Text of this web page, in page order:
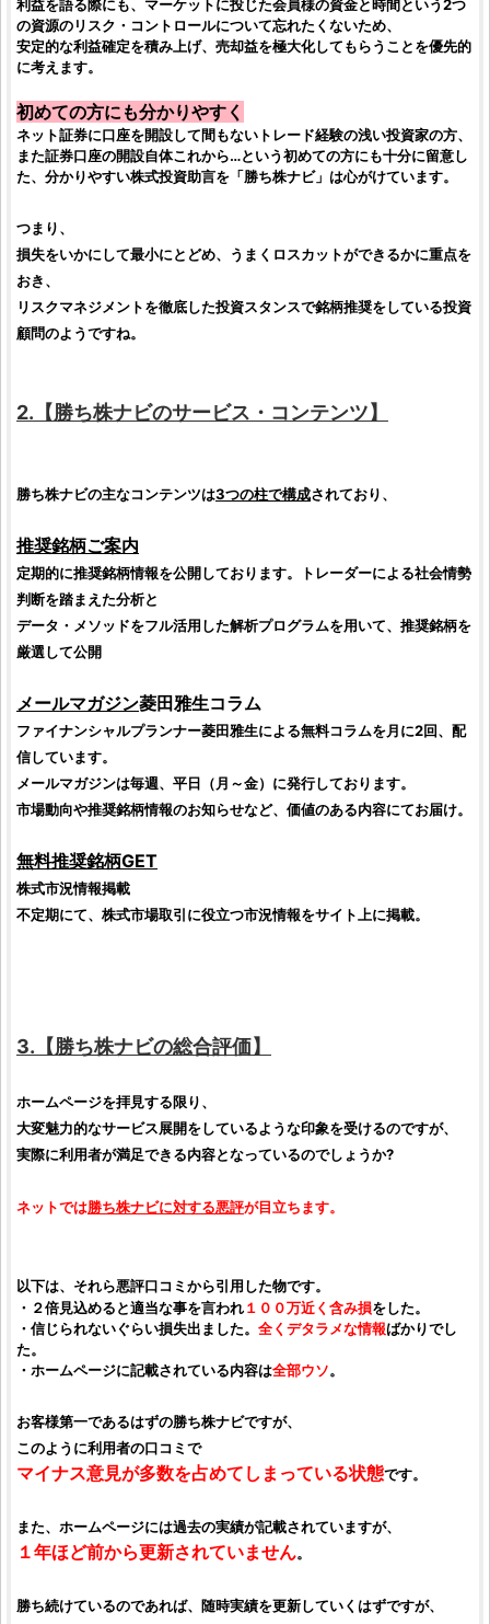
利益を語る際にも、マーケットに投じた会員様の資金と時間という2つ
の資源のリスク・コントロールについて忘れたくないため、
安定的な利益確定を積み上げ、売却益を極大化してもらうことを優先的
に考えます。
初めての方にも分かりやすく
ネット証券に口座を開設して間もないトレード経験の浅い投資家の方、
また証券口座の開設自体これから…という初めての方にも十分に留意し
た、分かりやすい株式投資助言を「勝ち株ナビ」は心がけています。
つまり、
損失をいかにして最小にとどめ、うまくロスカットができるかに重点を
おき、
リスクマネジメントを徹底した投資スタンスで銘柄推奨をしている投資
顧問のようですね。
2.【勝ち株ナビのサービス・コンテンツ】
勝ち株ナビの主なコンテンツは3つの柱で構成されており、
推奨銘柄ご案内
定期的に推奨銘柄情報を公開しております。トレーダーによる社会情勢
判断を踏まえた分析と
データ・メソッドをフル活用した解析プログラムを用いて、推奨銘柄を
厳選して公開
メールマガジン菱田雅生コラム
ファイナンシャルプランナー菱田雅生による無料コラムを月に2回、配
信しています。
メールマガジンは毎週、平日（月～金）に発行しております。
市場動向や推奨銘柄情報のお知らせなど、価値のある内容にてお届け。
無料推奨銘柄GET
株式市況情報掲載
不定期にて、 株式市場取引に役立つ市況情報をサイト上に掲載。
3.【勝ち株ナビの総合評価】
ホームページを拝見する限り、
大変魅力的なサービス展開をしているような印象を受けるのですが、
実際に利用者が満足できる内容となっているのでしょうか?
ネットでは勝ち株ナビに対する悪評が目立ちます。
以下は、それら悪評口コミから引用した物です。
・２倍見込めると適当な事を言われ１００万近く含み損をした。
・信じられないぐらい損失出ました。 全くデタラメな情報ばかりでし
た。
・ホームページに記載されている内容は全部ウソ。
お客様第一であるはずの勝ち株ナビですが、
このように利用者の口コミで
マイナス意見が多数を占めてしまっている状態です。
また、ホームページには過去の実績が記載されていますが、
１年ほど前から更新されていません。
勝ち続けているのであれば、随時実績を更新していくはずですが、